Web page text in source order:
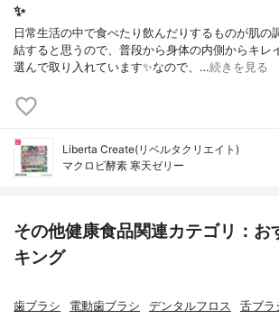
✨
日常生活の中で食べたり飲んだりするものが肌の
結すると思うので、普段から身体の内側からキレ
選んで取り入れています✨なので、…続きを見る
Liberta Create(リベルタクリエイト)
マクロビ酵素 寒天ゼリー
その他健康食品関連カテゴリ：お
キング
歯ブラシ 電動歯ブラシ デンタルフロス 舌ブラ